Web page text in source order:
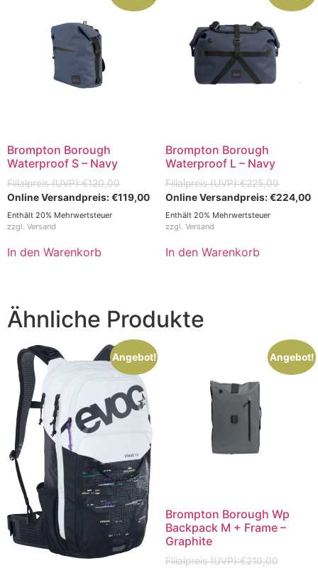
Brompton Borough
Waterproof S – Navy
€120,00
€119,00
Enthält 20% Mehrwertsteuer
zzgl. Versand
In den Warenkorb
Brompton Borough
Waterproof L – Navy
€225,00
€224,00
Enthält 20% Mehrwertsteuer
zzgl. Versand
In den Warenkorb
Ähnliche Produkte
Angebot! Angebot!
Brompton Borough Wp
Backpack M + Frame –
Graphite
€210,00